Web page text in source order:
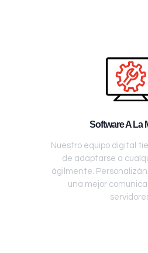
Software A La
Nuestro equipo digital
de adaptarse a
ágilmente.
una mejor